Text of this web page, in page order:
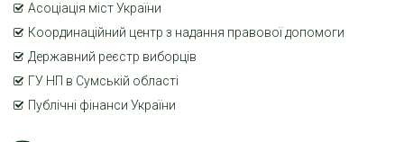
Асоціація міст України
Координаційний центр з надання правової допомоги
Державний реєстр виборців
ГУ НП в Сумській області
Публічні фінанси України